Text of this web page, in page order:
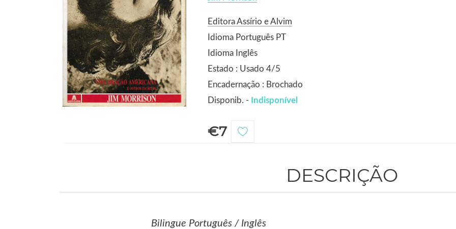
Editora Assírio e Alvim
Idioma Português PT
Idioma Inglês
Estado : Usado 4/5
Encadernação : Brochado
Disponib. - Indisponível
€7
DESCRIÇÃO
Bilingue Português / Inglês